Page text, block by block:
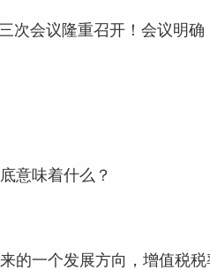
次会议隆重召开！会议明
意味着什么？
的一个发展方向，增值税